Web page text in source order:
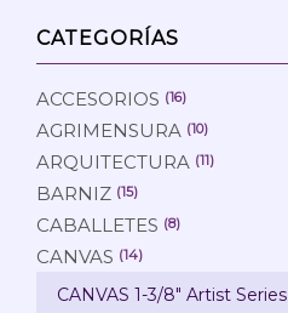
CATEGORÍAS
ACCESORIOS (16)
AGRIMENSURA (10)
ARQUITECTURA (11)
BARNIZ (15)
CABALLETES (8)
CANVAS (14)
CANVAS 1-3/8" Artist Series